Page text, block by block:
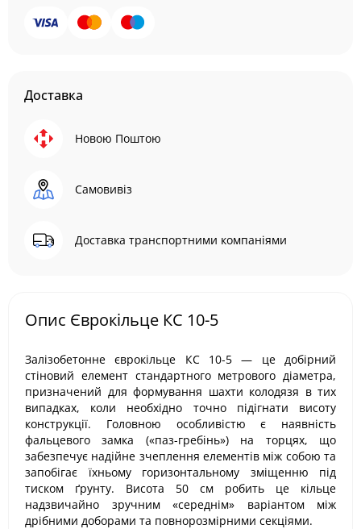
Доставка
Новою Поштою
Самовивіз
Доставка транспортними компаніями
Опис Єврокільце КС 10-5
Залізобетонне єврокільце КС 10-5 — це добірний
стіновий елемент стандартного метрового діаметра,
призначений для формування шахти колодязя в тих
випадках, коли необхідно точно підігнати висоту
конструкції. Головною особливістю є наявність
фальцевого замка («паз-гребінь») на торцях, що
забезпечує надійне зчеплення елементів між собою та
запобігає їхньому горизонтальному зміщенню під
тиском ґрунту. Висота 50 см робить це кільце
надзвичайно зручним «середнім» варіантом між
дрібними доборами та повнорозмірними секціями.